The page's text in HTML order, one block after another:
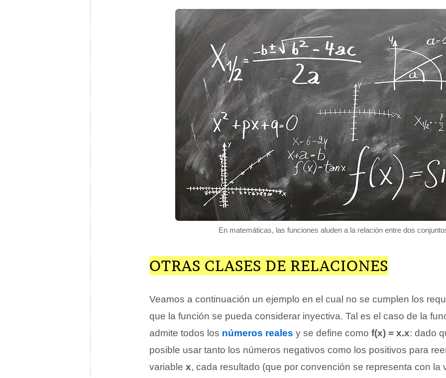
En matemáticas, las funciones aluden a la relación entre dos
OTRAS CLASES DE RELACIONES
Veamos a continuación un ejemplo en el cual no se cumplen los
que la función se pueda considerar inyectiva. Tal es el caso de la
admite todos los números reales y se define como f(x) = x.x: dado
posible usar tanto los números negativos como los positivos para
variable x, cada resultado (que por convención se representa con la